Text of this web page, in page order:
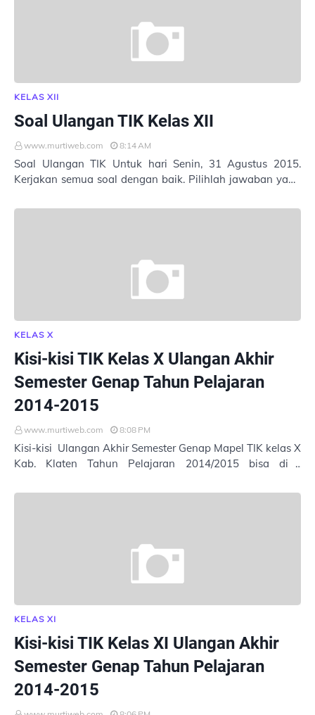
KELAS XII
Soal Ulangan TIK Kelas XII
www.murtiweb.com 8:14 AM
Soal Ulangan TIK Untuk hari Senin, 31 Agustus 2015.
Kerjakan semua soal dengan baik. Pilihlah jawaban yang
KELAS X
Kisi-kisi TIK Kelas X Ulangan Akhir
Semester Genap Tahun Pelajaran
2014-2015
www.murtiweb.com 8:08 PM
Kisi-kisi Ulangan Akhir Semester Genap Mapel TIK kelas X
Kab. Klaten Tahun Pelajaran 2014/2015 bisa di
KELAS XI
Kisi-kisi TIK Kelas XI Ulangan Akhir
Semester Genap Tahun Pelajaran
2014-2015